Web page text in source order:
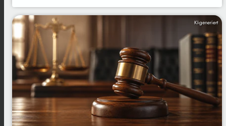
KI-generiert